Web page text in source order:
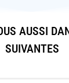
AUSSI
SUIVANTES